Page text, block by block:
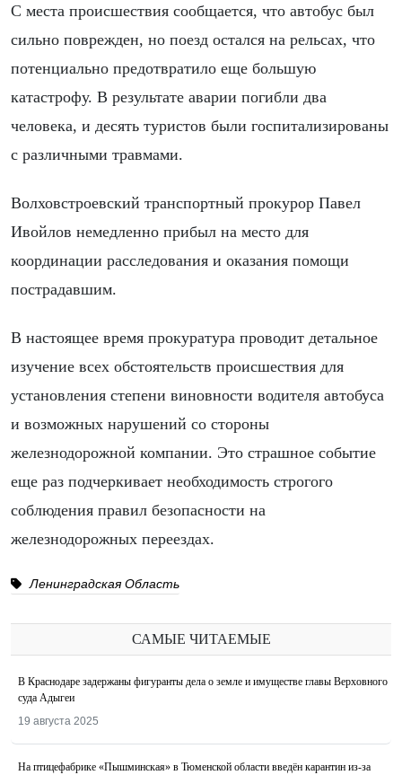
С места происшествия сообщается, что автобус был
сильно поврежден, но поезд остался на рельсах, что
потенциально предотвратило еще большую
катастрофу. В результате аварии погибли два
человека, и десять туристов были госпитализированы
с различными травмами.
Волховстроевский транспортный прокурор Павел
Ивойлов немедленно прибыл на место для
координации расследования и оказания помощи
пострадавшим.
В настоящее время прокуратура проводит детальное
изучение всех обстоятельств происшествия для
установления степени виновности водителя автобуса
и возможных нарушений со стороны
железнодорожной компании. Это страшное событие
еще раз подчеркивает необходимость строгого
соблюдения правил безопасности на
железнодорожных переездах.
Ленинградская Область
САМЫЕ ЧИТАЕМЫЕ
В Краснодаре задержаны фигуранты дела о земле и имуществе главы Верховного
суда Адыгеи
19 августа 2025
На птицефабрике «Пышминская» в Тюменской области введён карантин из-за